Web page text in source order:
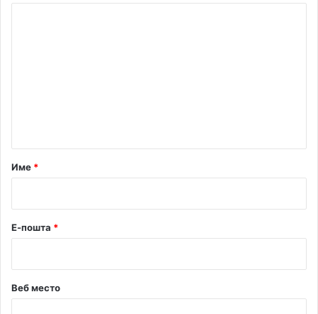
н
р
Име *
Е-пошта *
Веб место